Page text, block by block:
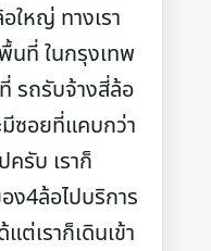
ใหญ่ ทางเรา
นที่ ในกรุงเทพ
รถรับจ้างสี่ล้อ
มีซอยที่แคบกว่า
รับ เราก็
ง4ล้อไปบริการ
ต่เราก็เดินเข้า